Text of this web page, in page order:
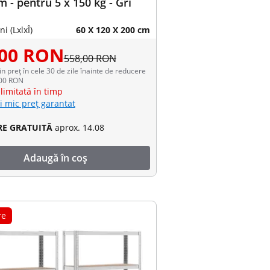
(LxlxÎ) 60 X 120 X 200 cm
RON558,00 RON
preț în cele 30 de zile înainte de reducere
RON
în timp
mic preț garantat
GRATUITĂ aprox. 14.08
Adaugă în coș